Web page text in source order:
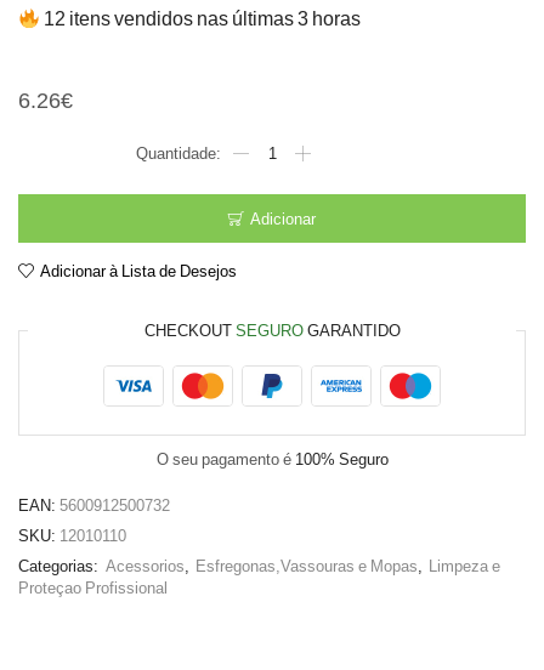
12 itens vendidos nas últimas 3 horas
6.26€
p/
Mopa
60cm
Adicionar
Adicionar à Lista de Desejos
CHECKOUTSEGUROGARANTIDO
O seu pagamento é 100% Seguro
EAN: 5600912500732
SKU: 12010110
Categorias: Acessorios, Esfregonas,Vassouras e Mopas, Limpeza e
Proteçao Profissional